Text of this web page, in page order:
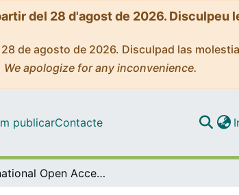
del 28 d'agost de 2026. Disculpeu
de agosto de 2026. Disculpad las
apologize for any inconvenience.
publicarContacte
International Open Access Week: a qui pertany el vostre coneixement?